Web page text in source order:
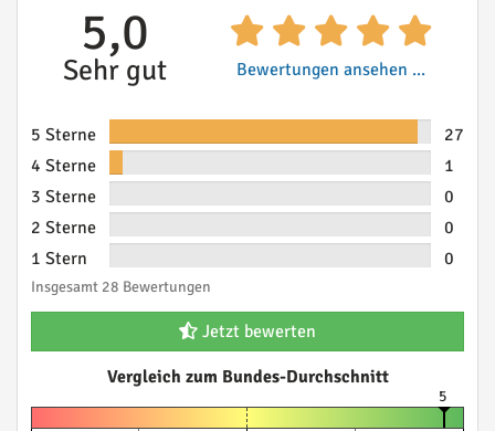
5,0
Sehr gut Bewertungen ansehen ...
5 Sterne
27
4 Sterne
1
3 Sterne
0
2 Sterne
0
1 Stern
0
Insgesamt 28 Bewertungen
Jetzt bewerten
Vergleich zum Bundes-Durchschnitt
5